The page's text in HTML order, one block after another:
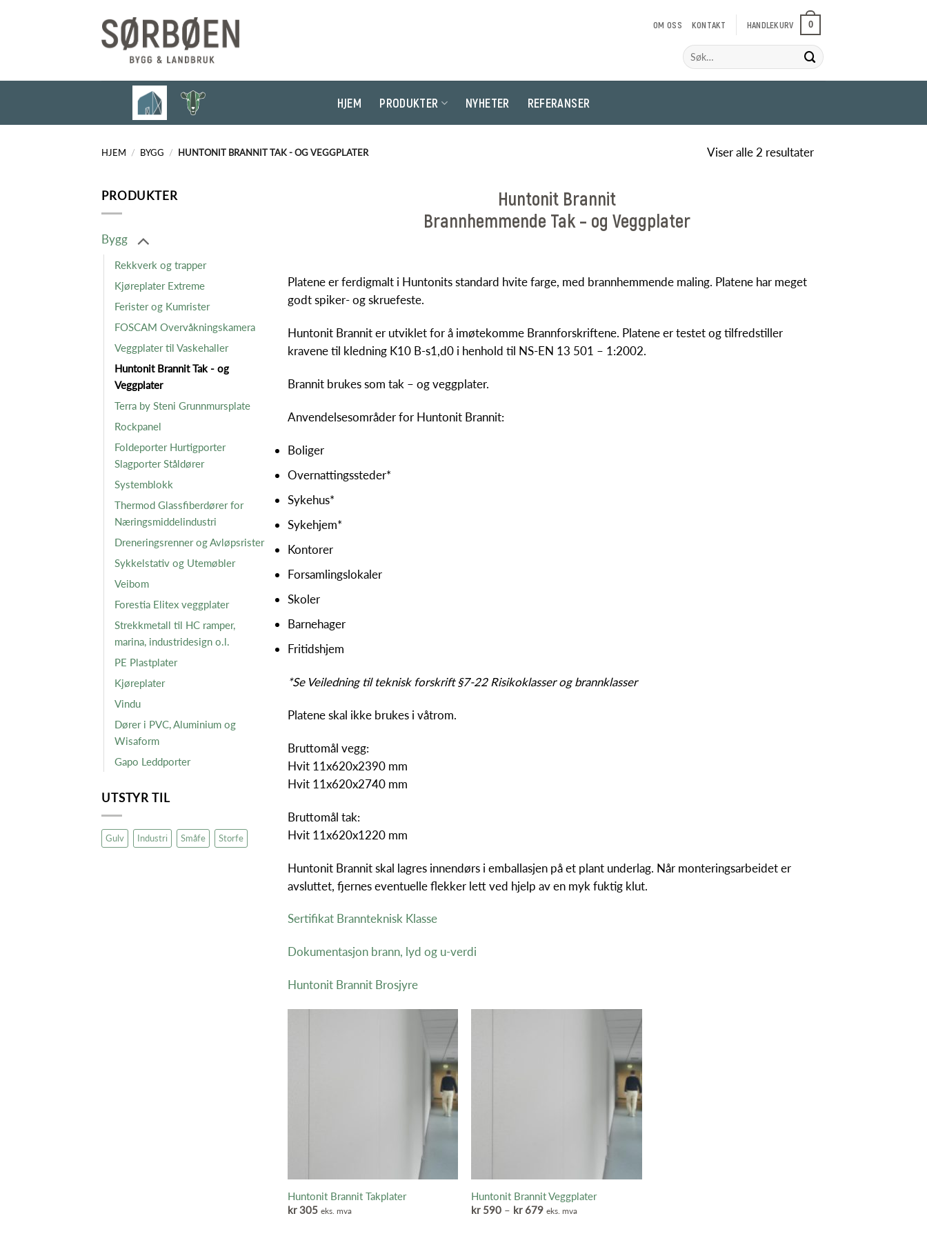
OM OSS KONTAKT HANDLEKURV 0
Søk
etter:
HJEM PRODUKTER NYHETER REFERANSER
HJEM / BYGG / HUNTONIT BRANNIT TAK - OG VEGGPLATER Viser alle 2 resultater
PRODUKTER
Bygg
Rekkverk og trapper
Kjøreplater Extreme
Ferister og Kumrister
FOSCAM Overvåkningskamera
Veggplater til Vaskehaller
Huntonit Brannit Tak - og
Veggplater
Terra by Steni Grunnmursplate
Rockpanel
Foldeporter Hurtigporter
Slagporter Ståldører
Systemblokk
Thermod Glassfiberdører for
Næringsmiddelindustri
Dreneringsrenner og Avløpsrister
Sykkelstativ og Utemøbler
Veibom
Forestia Elitex veggplater
Strekkmetall til HC ramper,
marina, industridesign o.l.
PE Plastplater
Kjøreplater
Vindu
Dører i PVC, Aluminium og
Wisaform
Gapo Leddporter
UTSTYR TIL
Gulv Industri Småfe Storfe
Huntonit Brannit
Brannhemmende Tak – og Veggplater
Platene er ferdigmalt i Huntonits standard hvite farge, med brannhemmende maling. Platene har meget
godt spiker- og skruefeste.
Huntonit Brannit er utviklet for å imøtekomme Brannforskriftene. Platene er testet og tilfredstiller
kravene til kledning K10 B-s1,d0 i henhold til NS-EN 13 501 – 1:2002.
Brannit brukes som tak – og veggplater.
Anvendelsesområder for Huntonit Brannit:
Boliger
Overnattingssteder*
Sykehus*
Sykehjem*
Kontorer
Forsamlingslokaler
Skoler
Barnehager
Fritidshjem
*Se Veiledning til teknisk forskrift §7-22 Risikoklasser og brannklasser
Platene skal ikke brukes i våtrom.
Bruttomål vegg:
Hvit 11x620x2390 mm
Hvit 11x620x2740 mm
Bruttomål tak:
Hvit 11x620x1220 mm
Huntonit Brannit skal lagres innendørs i emballasjen på et plant underlag. Når monteringsarbeidet er
avsluttet, fjernes eventuelle flekker lett ved hjelp av en myk fuktig klut.
Sertifikat Brannteknisk Klasse
Dokumentasjon brann, lyd og u-verdi
Huntonit Brannit Brosjyre
Huntonit Brannit Takplater
kr305 eks. mva
Huntonit Brannit Veggplater
kr590 – kr679Prisområde:
eks. mva